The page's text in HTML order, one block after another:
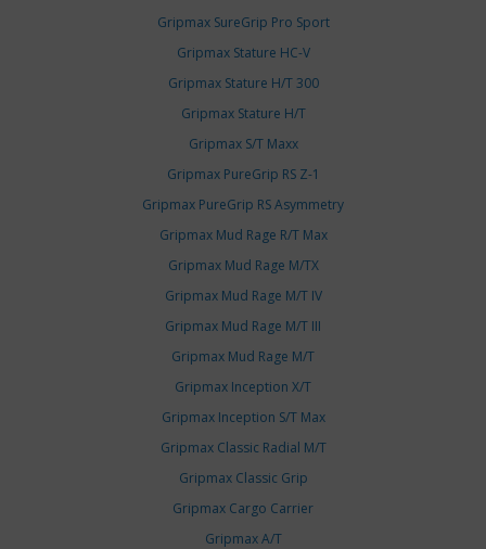
Gripmax SureGrip Pro Sport
Gripmax Stature HC-V
Gripmax Stature H/T 300
Gripmax Stature H/T
Gripmax S/T Maxx
Gripmax PureGrip RS Z-1
Gripmax PureGrip RS Asymmetry
Gripmax Mud Rage R/T Max
Gripmax Mud Rage M/TX
Gripmax Mud Rage M/T IV
Gripmax Mud Rage M/T III
Gripmax Mud Rage M/T
Gripmax Inception X/T
Gripmax Inception S/T Max
Gripmax Classic Radial M/T
Gripmax Classic Grip
Gripmax Cargo Carrier
Gripmax A/T